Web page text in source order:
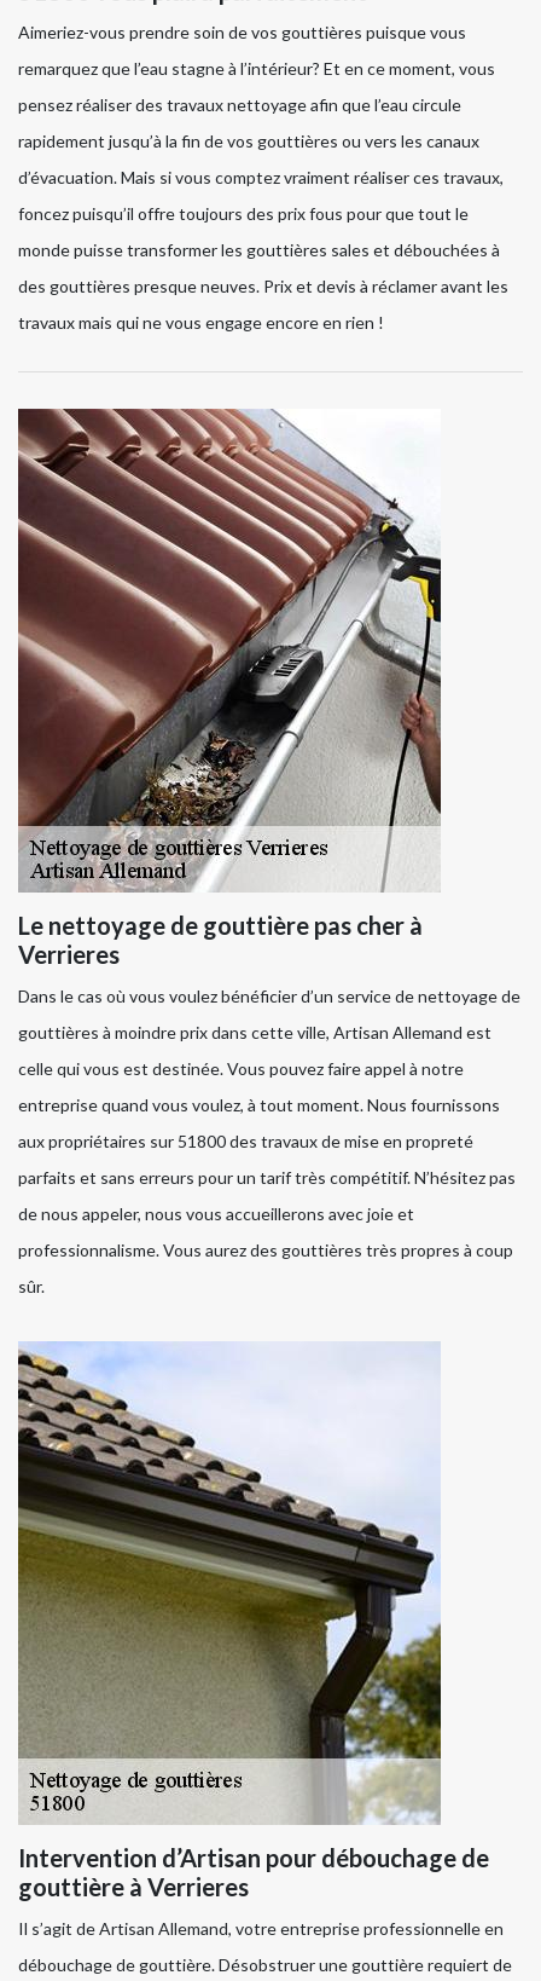
Aimeriez-vous prendre soin de vos gouttières puisque vous
remarquez que l’eau stagne à l’intérieur? Et en ce moment, vous
pensez réaliser des travaux nettoyage afin que l’eau circule
rapidement jusqu’à la fin de vos gouttières ou vers les canaux
d’évacuation. Mais si vous comptez vraiment réaliser ces travaux,
foncez puisqu’il offre toujours des prix fous pour que tout le
monde puisse transformer les gouttières sales et débouchées à
des gouttières presque neuves. Prix et devis à réclamer avant les
travaux mais qui ne vous engage encore en rien !
Le nettoyage de gouttière pas cher à
Verrieres
Dans le cas où vous voulez bénéficier d’un service de nettoyage de
gouttières à moindre prix dans cette ville, Artisan Allemand est
celle qui vous est destinée. Vous pouvez faire appel à notre
entreprise quand vous voulez, à tout moment. Nous fournissons
aux propriétaires sur 51800 des travaux de mise en propreté
parfaits et sans erreurs pour un tarif très compétitif. N’hésitez pas
de nous appeler, nous vous accueillerons avec joie et
professionnalisme. Vous aurez des gouttières très propres à coup
sûr.
Intervention d’Artisan pour débouchage de
gouttière à Verrieres
Il s’agit de Artisan Allemand, votre entreprise professionnelle en
débouchage de gouttière. Désobstruer une gouttière requiert de